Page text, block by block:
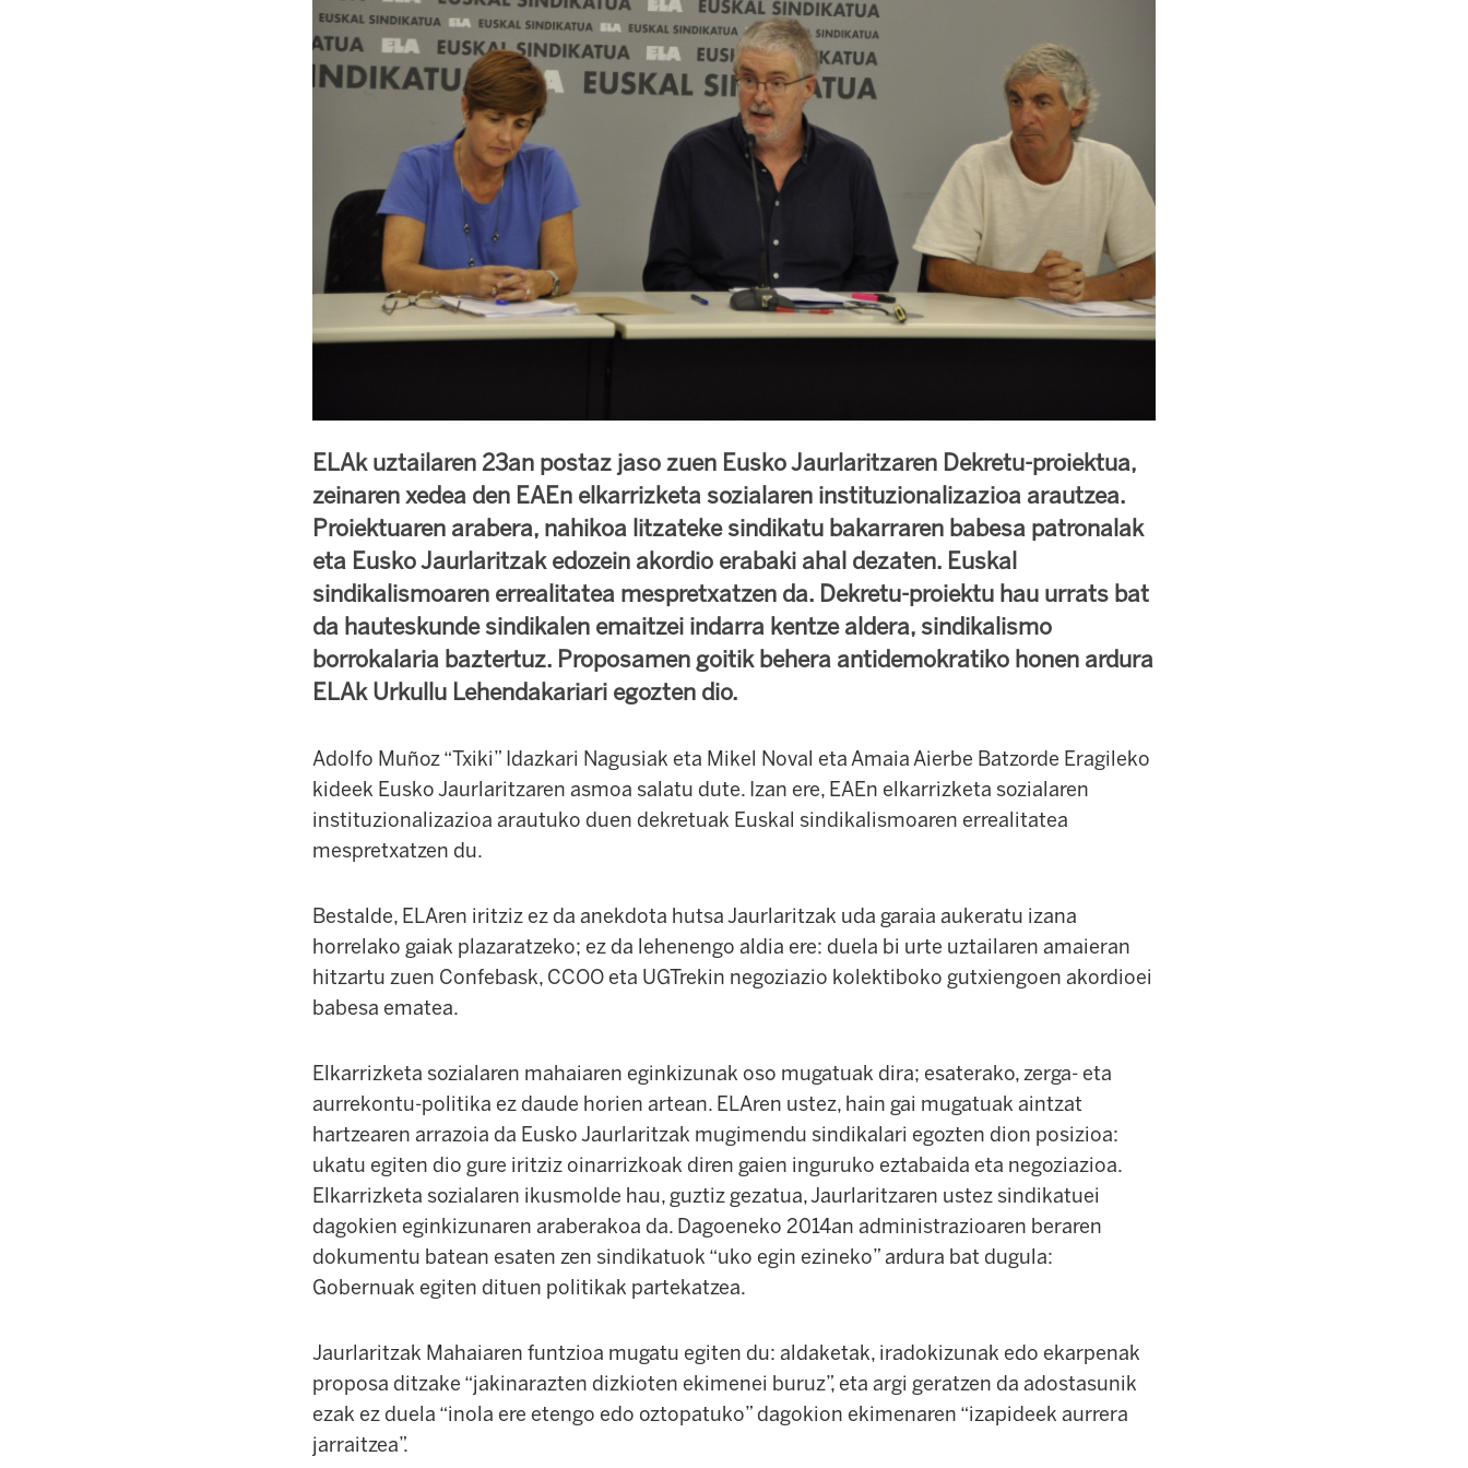
ELAk uztailaren 23an postaz jaso zuen Eusko Jaurlaritzaren Dekretu-proiektua,
zeinaren xedea den EAEn elkarrizketa sozialaren instituzionalizazioa arautzea.
Proiektuaren arabera, nahikoa litzateke sindikatu bakarraren babesa patronalak
eta Eusko Jaurlaritzak edozein akordio erabaki ahal dezaten. Euskal
sindikalismoaren errealitatea mespretxatzen da. Dekretu-proiektu hau urrats bat
da hauteskunde sindikalen emaitzei indarra kentze aldera, sindikalismo
borrokalaria baztertuz. Proposamen goitik behera antidemokratiko honen ardura
ELAk Urkullu Lehendakariari egozten dio.
Adolfo Muñoz “Txiki” Idazkari Nagusiak eta Mikel Noval eta Amaia Aierbe Batzorde Eragileko
kideek Eusko Jaurlaritzaren asmoa salatu dute. Izan ere, EAEn elkarrizketa sozialaren
instituzionalizazioa arautuko duen dekretuak Euskal sindikalismoaren errealitatea
mespretxatzen du.
Bestalde, ELAren iritziz ez da anekdota hutsa Jaurlaritzak uda garaia aukeratu izana
horrelako gaiak plazaratzeko; ez da lehenengo aldia ere: duela bi urte uztailaren amaieran
hitzartu zuen Confebask, CCOO eta UGTrekin negoziazio kolektiboko gutxiengoen akordioei
babesa ematea.
Elkarrizketa sozialaren mahaiaren eginkizunak oso mugatuak dira; esaterako, zerga- eta
aurrekontu-politika ez daude horien artean. ELAren ustez, hain gai mugatuak aintzat
hartzearen arrazoia da Eusko Jaurlaritzak mugimendu sindikalari egozten dion posizioa:
ukatu egiten dio gure iritziz oinarrizkoak diren gaien inguruko eztabaida eta negoziazioa.
Elkarrizketa sozialaren ikusmolde hau, guztiz gezatua, Jaurlaritzaren ustez sindikatuei
dagokien eginkizunaren araberakoa da. Dagoeneko 2014an administrazioaren beraren
dokumentu batean esaten zen sindikatuok “uko egin ezineko” ardura bat dugula:
Gobernuak egiten dituen politikak partekatzea.
Jaurlaritzak Mahaiaren funtzioa mugatu egiten du: aldaketak, iradokizunak edo ekarpenak
proposa ditzake “jakinarazten dizkioten ekimenei buruz”, eta argi geratzen da adostasunik
ezak ez duela “inola ere etengo edo oztopatuko” dagokion ekimenaren “izapideek aurrera
jarraitzea”.